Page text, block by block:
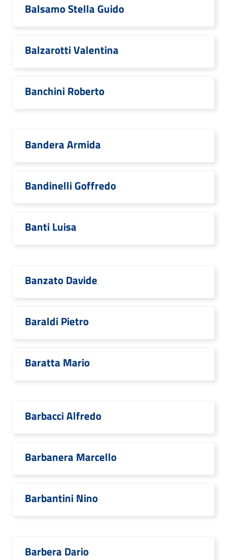
Balsamo Stella Guido
Balzarotti Valentina
Banchini Roberto
Bandera Armida
Bandinelli Goffredo
Banti Luisa
Banzato Davide
Baraldi Pietro
Baratta Mario
Barbacci Alfredo
Barbanera Marcello
Barbantini Nino
Barbera Dario